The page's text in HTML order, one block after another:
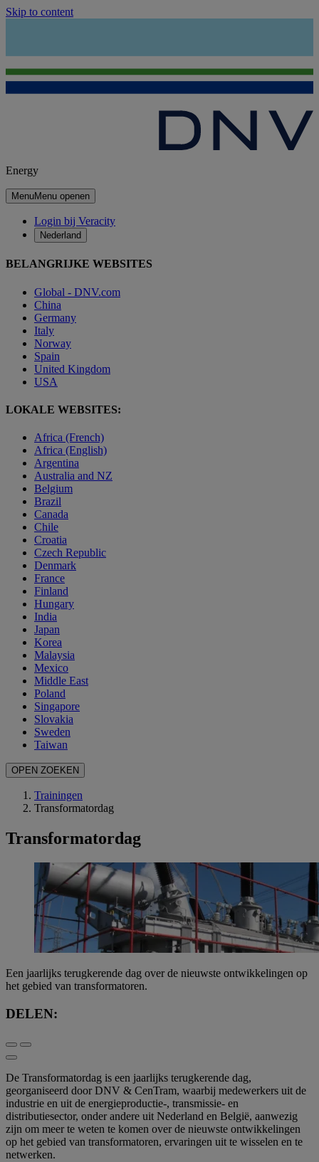
Skip to content
Energy
MenuMenu openen
Login bij Veracity
Nederland
BELANGRIJKE WEBSITES
Global - DNV.com
China
Germany
Italy
Norway
Spain
United Kingdom
USA
LOKALE WEBSITES:
Africa (French)
Africa (English)
Argentina
Australia and NZ
Belgium
Brazil
Canada
Chile
Croatia
Czech Republic
Denmark
France
Finland
Hungary
India
Japan
Korea
Malaysia
Mexico
Middle East
Poland
Singapore
Slovakia
Sweden
Taiwan
OPEN ZOEKEN
Trainingen
Transformatordag
Transformatordag
Een jaarlijks terugkerende dag over de nieuwste ontwikkelingen op
het gebied van transformatoren.
DELEN:
De Transformatordag is een jaarlijks terugkerende dag,
georganiseerd door DNV & CenTram, waarbij medewerkers uit de
industrie en uit de energieproductie-, transmissie- en
distributiesector, onder andere uit Nederland en België, aanwezig
zijn om meer te weten te komen over de nieuwste ontwikkelingen
op het gebied van transformatoren, ervaringen uit te wisselen en te
netwerken.